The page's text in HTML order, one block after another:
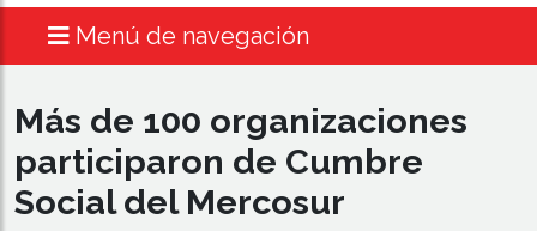
Menú de navegación
Más de 100 organizaciones
participaron de Cumbre
Social del Mercosur